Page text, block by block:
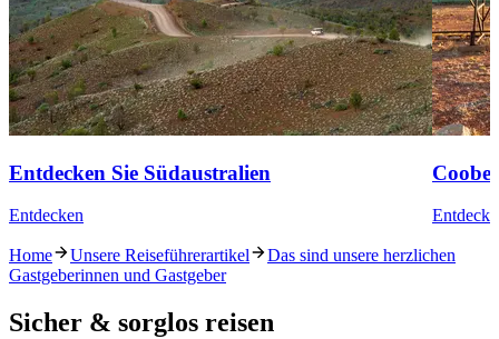
Entdecken Sie Südaustralien
Entdecken
Home Unsere Reiseführerartikel
Das sind unsere herzlichen
Gastgeberinnen und Gastgeber
Sicher & sorglos reisen